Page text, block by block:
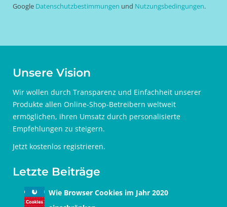
Google Datenschutzbestimmungen und Nutzungsbedingungen.
Unsere Vision
Wir wollen durch Transparenz und Einfachheit unserer
Produkte allen Online-Shop-Betreibern weltweit
ermöglichen, ihren Umsatz durch personalisierte
Empfehlungen zu steigern.
Jetzt kostenlos registrieren.
Letzte Beiträge
Wie Browser Cookies im Jahr 2020